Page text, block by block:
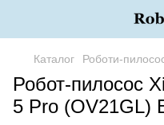
Каталог Роботи-
Робот-пилосос
5 Pro (OV21GL)